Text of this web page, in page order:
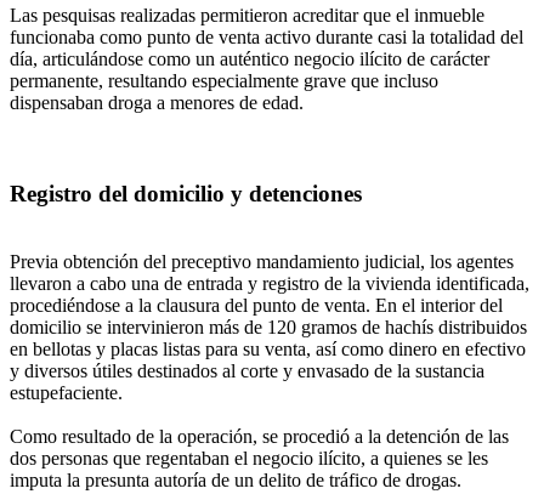
Las pesquisas realizadas permitieron acreditar que el inmueble
funcionaba como punto de venta activo durante casi la totalidad del
día, articulándose como un auténtico negocio ilícito de carácter
permanente, resultando especialmente grave que incluso
dispensaban droga a menores de edad.
Registro del domicilio y detenciones
Previa obtención del preceptivo mandamiento judicial, los agentes
llevaron a cabo una de entrada y registro de la vivienda identificada,
procediéndose a la clausura del punto de venta. En el interior del
domicilio se intervinieron más de 120 gramos de hachís distribuidos
en bellotas y placas listas para su venta, así como dinero en efectivo
y diversos útiles destinados al corte y envasado de la sustancia
estupefaciente.
Como resultado de la operación, se procedió a la detención de las
dos personas que regentaban el negocio ilícito, a quienes se les
imputa la presunta autoría de un delito de tráfico de drogas.